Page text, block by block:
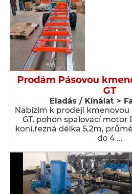
Prodám Pásovou
GT
Eladás / Kínálat >
Nabízím k prodeji kmenovou
GT, pohon spalovací motor
koní,řezná délka 5,2m,
do 4 …